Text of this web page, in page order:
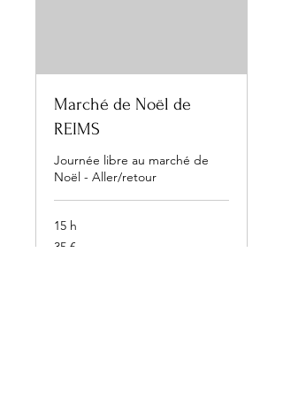
Marché de Noël de
REIMS
Journée libre au marché de
Noël - Aller/retour
15 h
35
35 €